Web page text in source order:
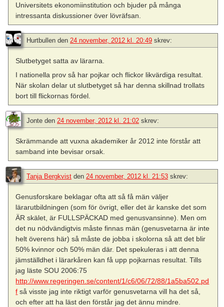
Universitets ekonomiinstitution och bjuder på många
intressanta diskussioner över lövräfsan.
Hurtbullen den 24 november, 2012 kl. 20:49 skrev:
Slutbetyget satta av lärarna.
I nationella prov så har pojkar och flickor likvärdiga resultat.
När skolan delar ut slutbetyget så har denna skillnad trollats
bort till flickornas fördel.
Jonte den 24 november, 2012 kl. 21:02 skrev:
Skrämmande att vuxna akademiker år 2012 inte förstår att
samband inte bevisar orsak.
Tanja Bergkvist den 24 november, 2012 kl. 21:53 skrev:
Genusforskare beklagar ofta att så få män väljer
lärarutbildningen (som för övrigt, eller det är kanske det som
ÄR skälet, är FULLSPÄCKAD med genusvansinne). Men om
det nu nödvändigtvis måste finnas män (genusvetarna är inte
helt överens här) så måste de jobba i skolorna så att det blir
50% kvinnor och 50% män där. Det spekuleras i att denna
jämställdhet i lärarkåren kan få upp pojkarnas resultat. Tills
jag läste SOU 2006:75
http://www.regeringen.se/content/1/c6/06/72/88/1a5ba502.pd
f så visste jag inte riktigt varför genusvetarna vill ha det så,
och efter att ha läst den förstår jag det ännu mindre.